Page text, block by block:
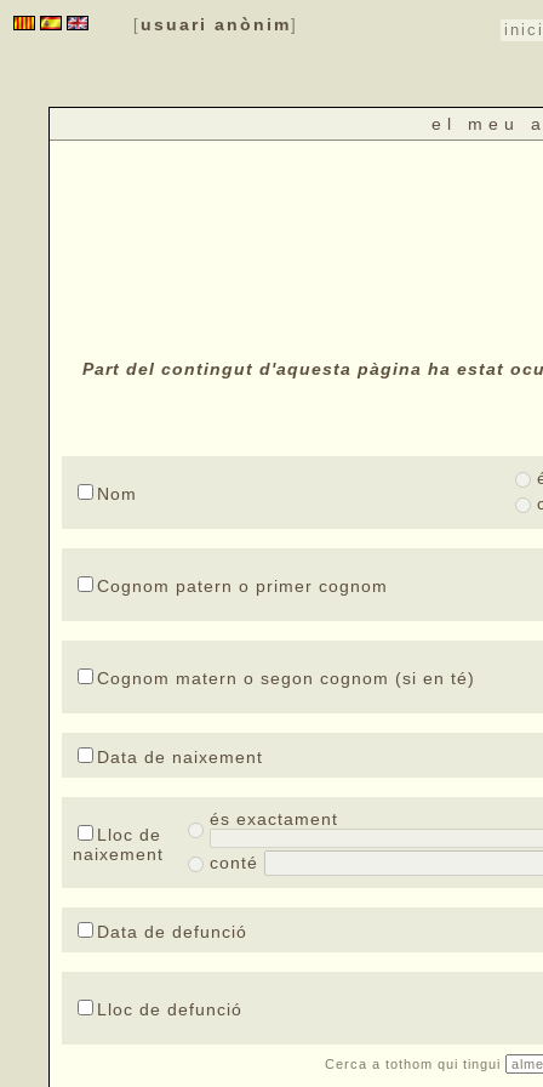
[ usuari anònim] inici
el meu
Part del contingut d'aquesta pàgina ha estat
Nom
Cognom patern o primer cognom
Cognom matern o segon cognom (si en té)
Data de naixement
Lloc de
naixement
és exactament
conté
Data de defunció
Lloc de defunció
Cerca a tothom qui tingui